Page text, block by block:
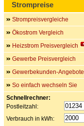
Strompreise
Strompreisvergleiche
Ökostrom Vergleich
Heizstrom Preisvergleich
Gewerbe Preisvergleich
Gewerbekunden-Angebote
So einfach wechseln Sie
Schnellrechner:
Postleitzahl:
Verbrauch in kWh: